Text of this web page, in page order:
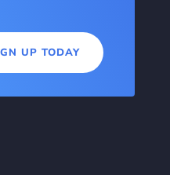
UP TODAY